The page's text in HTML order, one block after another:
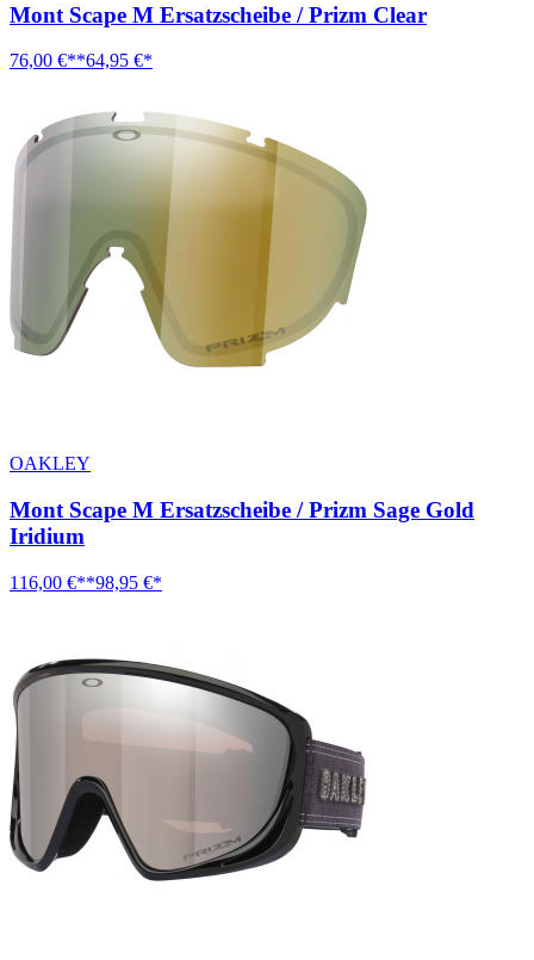
Mont Scape M Ersatzscheibe / Prizm Clear
76,00 €**64,95 €*
OAKLEY
Mont Scape M Ersatzscheibe / Prizm Sage Gold
Iridium
116,00 €**98,95 €*